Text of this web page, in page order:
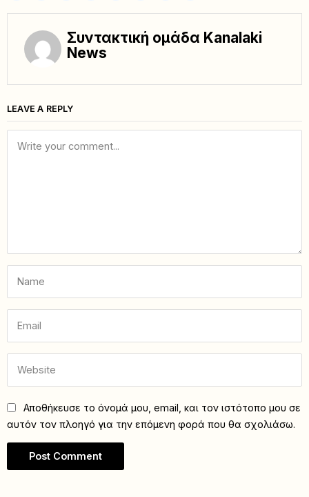
Συντακτική ομάδα Kanalaki
News
LEAVE A REPLY
Αποθήκευσε το όνομά μου, email, και τον ιστότοπο μου σε
αυτόν τον πλοηγό για την επόμενη φορά που θα σχολιάσω.